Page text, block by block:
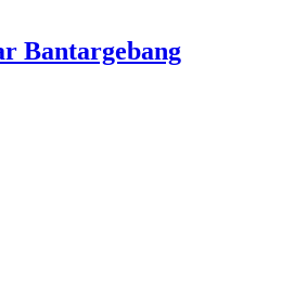
Bantargebang